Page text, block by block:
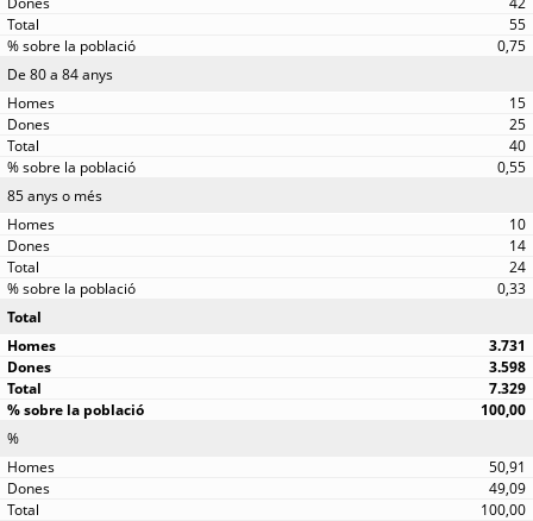
55
0,75
De 80 a 84 anys
15
25
40
0,55
85 anys o més
10
14
24
0,33
Total
3.731
3.598
7.329
100,00
%
50,91
49,09
100,00